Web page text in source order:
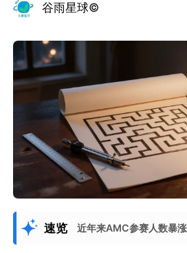
谷雨星球©
速览 近年来AMC参赛人数暴